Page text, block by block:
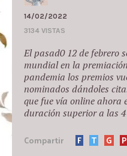
14/02/2022
3134 VISTAS
El pasad0 12 de febrero
mundial en la
pandemia los premios
nominados dándoles
que fue vía online ahora
duración superior a las
Compartir F T G P